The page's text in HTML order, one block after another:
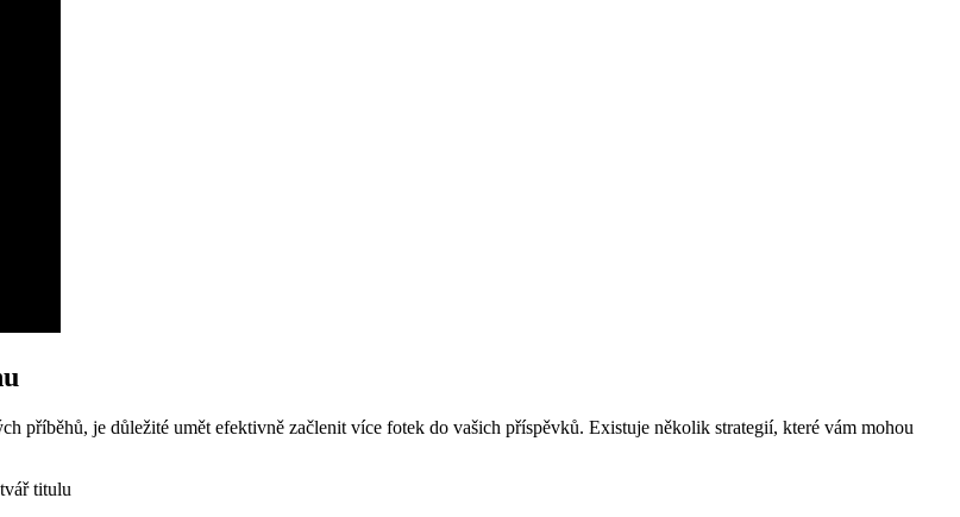
příběhů, je důležité umět efektivně začlenit více fotek do vašich příspěvků. Existuje několik strategií, které ‌vám mohou
titulu